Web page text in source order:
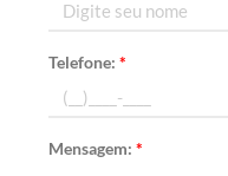
Telefone:*
Mensagem:*